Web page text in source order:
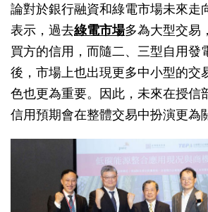
論對於銀行融資和綠電市場未來走
表示，過去綠電市場多為大型交易
買方的信用，而隨二、三型自用發
後，市場上也出現更多中小型的交
色也更為重要。因此，未來在授信
信用預期會在整體交易中扮演更為